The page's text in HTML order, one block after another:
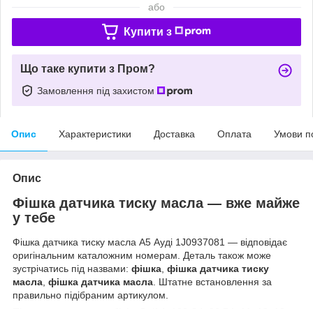
або
Купити з
Що таке купити з Пром?
Замовлення під захистом
Опис Характеристики Доставка Оплата Умови
Опис
Фішка датчика тиску масла — вже майже
у тебе
Фішка датчика тиску масла А5 Ауді 1J0937081 — відповідає
оригінальним каталожним номерам. Деталь також може
зустрічатись під назвами: фішка, фішка датчика тиску
масла, фішка датчика масла. Штатне встановлення за
правильно підібраним артикулом.